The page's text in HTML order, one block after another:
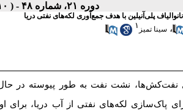
دوره ۲۱، شماره ۴۸ - ( ۱۰-۱۴۰۴ )
پلی‌آنیلین با هدف جمع‌آوری لکه‌های نفتی دریا
، سینا تمیز ۱
نفت‌کش‌ها، نشت نفت به طور پیوسته در
پاک‌سازی لکه‌های نفتی از آب دریا، برای